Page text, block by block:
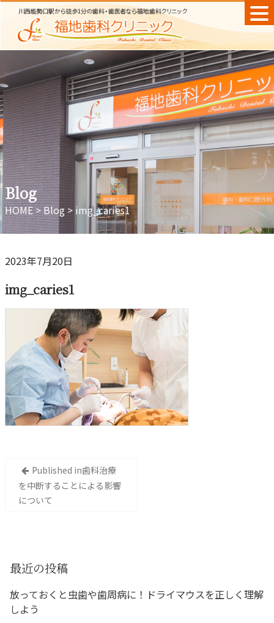
Skip
content
Blog
HOME>Blog > img_caries1
2023年7月20日
img_caries1
シ
ョ
ン
Published in歯科治療
を中断することによる影響
について
最近の投稿
放っておくと虫歯や歯周病に！ドライマウスを正しく理解
しよう